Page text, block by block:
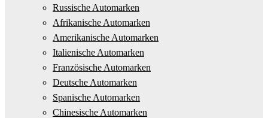
Russische Automarken
Afrikanische Automarken
Amerikanische Automarken
Italienische Automarken
Französische Automarken
Deutsche Automarken
Spanische Automarken
Chinesische Automarken